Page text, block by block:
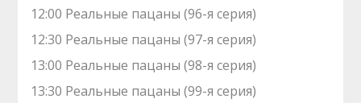
12:00 Реальные пацаны (96-я серия)
12:30 Реальные пацаны (97-я серия)
13:00 Реальные пацаны (98-я серия)
13:30 Реальные пацаны (99-я серия)